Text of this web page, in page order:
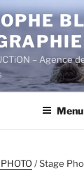
– Agence
Menu
/ Stage